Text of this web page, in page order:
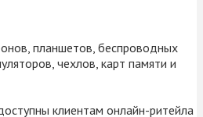
планшетов, беспроводных
чехлов, карт памяти и
клиентам онлайн-ритейла